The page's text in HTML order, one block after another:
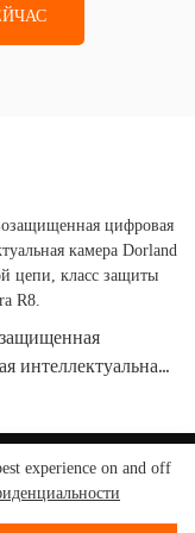
интеллектуальная
R8.
Co., Ltd. -
конфиденциальности
experience on and off